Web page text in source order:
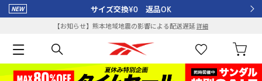
サイズ交換¥0 返品OK
【お知らせ】熊本地域地震の影響による配送遅延詳細